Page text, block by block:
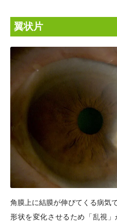
翼状片
角膜上に結膜が伸びてくる病気
形状を変化させるため「乱視